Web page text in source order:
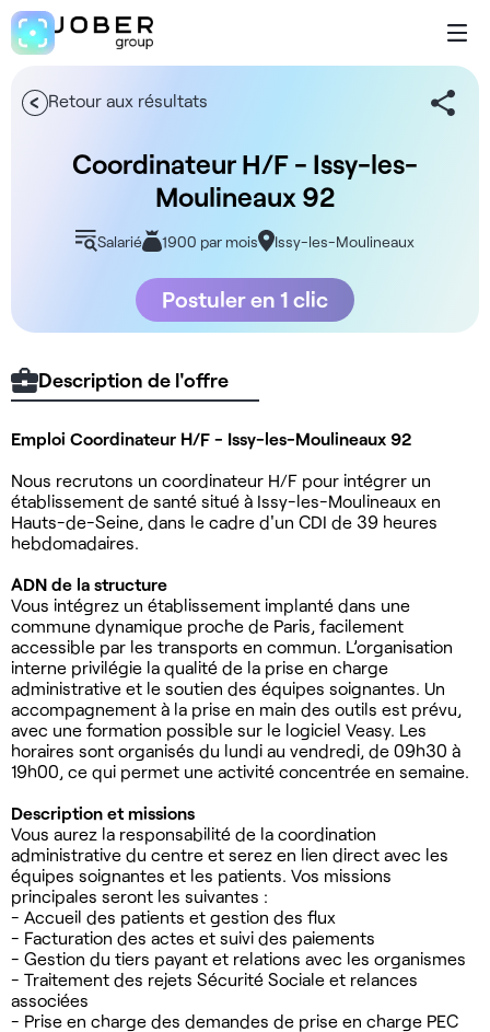
Retour aux résultats
Coordinateur H/F - Issy-les-
Moulineaux 92
Salarié 1900 par mois Issy-les-Moulineaux
Postuler en 1 clic
Description de l'offre
Emploi Coordinateur H/F - Issy-les-Moulineaux 92
Nous recrutons un coordinateur H/F pour intégrer un
établissement de santé situé à Issy-les-Moulineaux en
Hauts-de-Seine, dans le cadre d'un CDI de 39 heures
hebdomadaires.
ADN de la structure
Vous intégrez un établissement implanté dans une
commune dynamique proche de Paris, facilement
accessible par les transports en commun. L’organisation
interne privilégie la qualité de la prise en charge
administrative et le soutien des équipes soignantes. Un
accompagnement à la prise en main des outils est prévu,
avec une formation possible sur le logiciel Veasy. Les
horaires sont organisés du lundi au vendredi, de 09h30 à
19h00, ce qui permet une activité concentrée en semaine.
Description et missions
Vous aurez la responsabilité de la coordination
administrative du centre et serez en lien direct avec les
équipes soignantes et les patients. Vos missions
principales seront les suivantes :
- Accueil des patients et gestion des flux
- Facturation des actes et suivi des paiements
- Gestion du tiers payant et relations avec les organismes
- Traitement des rejets Sécurité Sociale et relances
associées
- Prise en charge des demandes de prise en charge PEC